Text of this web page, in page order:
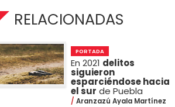
RELACIONADAS
PORTADA
En 2021 delitos
siguieron
esparciéndose hacia
el sur de Puebla
Aranzazú Ayala Martínez